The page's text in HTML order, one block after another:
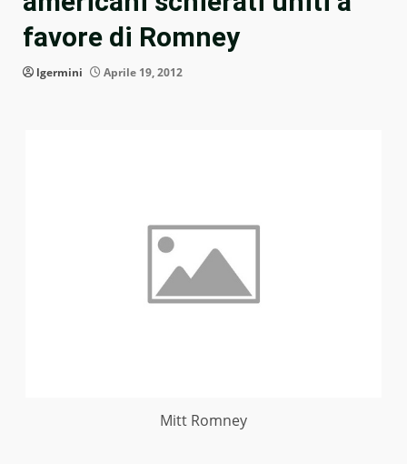
favore di Romney
lgermini Aprile 19, 2012
Mitt Romney